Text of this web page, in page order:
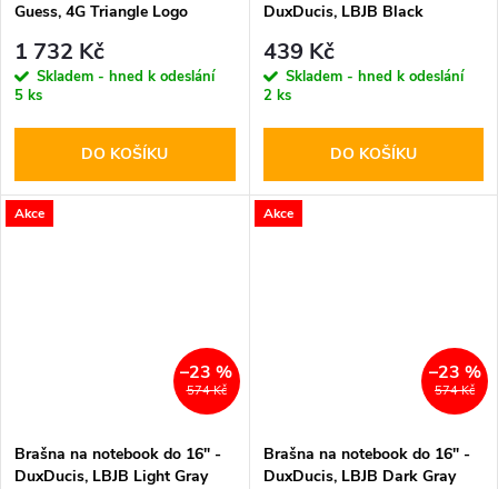
Guess, 4G Triangle Logo
1 732 Kč
Skladem - hned k odeslání
5 ks
DO KOŠÍKU
DuxDucis, LBJB Black
439 Kč
Skladem - hned k odeslání
2 ks
DO KOŠÍKU
Akce
574 Kč
–23 %
Brašna na notebook do 16" -
DuxDucis, LBJB Light Gray
Akce
574 Kč
–23 %
Brašna na notebook do 16" -
DuxDucis, LBJB Dark Gray